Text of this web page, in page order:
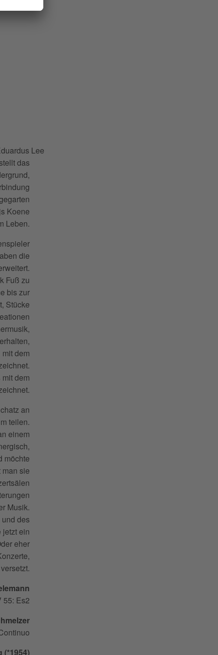
Lee
das
Koene
Leben.
die
Fuß zu
bis zur
Stücke
dem
dem
an
teilen.
einem
möchte
sie
Musik.
des
jetzt ein
eher
55: Es2
(*1954)